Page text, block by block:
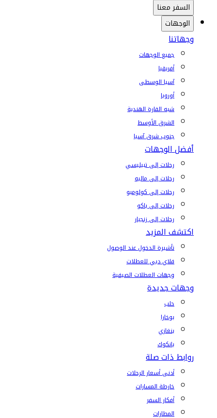
السفر معنا
الوجهات
وجهاتنا
جميع الوجهات
أفريقيا
آسيا الوسطى
أوروبا
شبه القارة الهندية
الشرق الأوسط
جنوب شرق آسيا
أفضل الوجهات
رحلات إلى تبيليسي
رحلات إلى ماليه
رحلات إلى كولومبو
رحلات إلى باكو
رحلات إلى زنجبار
اكتشف المزيد
تأشيرة الدخول عند الوصول
فلاي دبي للعطلات
وجهات العطلات الصيفية
وجهات جديدة
حلب
بوخارا
بنغازي
بانكوك
روابط ذات صلة
أدنى أسعار الرحلات
خارطة المسارات
أفكار السفر
المطارات